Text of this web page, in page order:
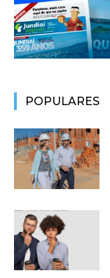
POPULARES